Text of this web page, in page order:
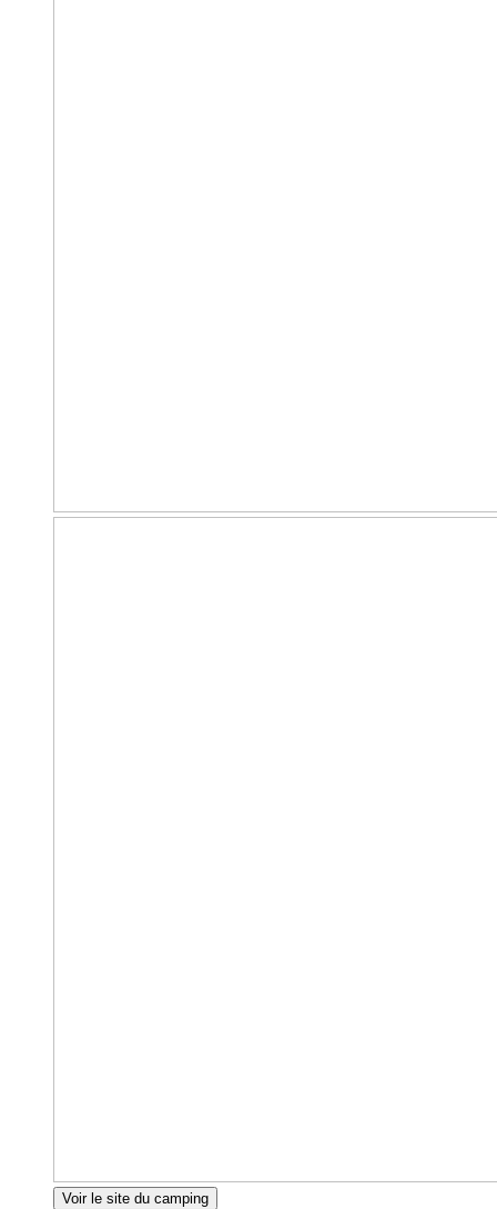
Voir le site du camping